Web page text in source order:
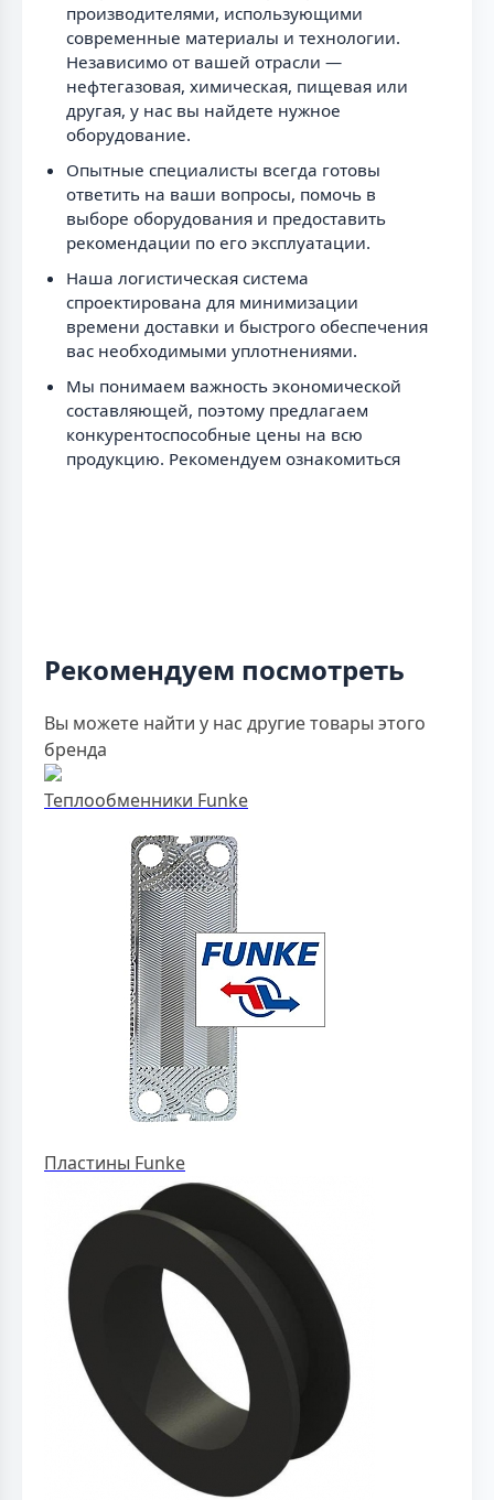
производителями, использующими
современные материалы и технологии.
Независимо от вашей отрасли —
нефтегазовая, химическая, пищевая или
другая, у нас вы найдете нужное
оборудование.
Опытные специалисты всегда готовы
ответить на ваши вопросы, помочь в
выборе оборудования и предоставить
рекомендации по его эксплуатации.
Наша логистическая система
спроектирована для минимизации
времени доставки и быстрого обеспечения
вас необходимыми уплотнениями.
Мы понимаем важность экономической
составляющей, поэтому предлагаем
конкурентоспособные цены на всю
продукцию. Рекомендуем ознакомиться
Рекомендуем посмотреть
Вы можете найти у нас другие товары этого
бренда
Теплообменники Funke
Пластины Funke